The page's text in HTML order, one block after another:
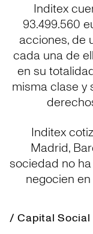
Inditex
93.499.560
acciones, de
cada una de
en su
misma clase y
Inditex
Madrid,
sociedad no
negocien
/ Capital Social